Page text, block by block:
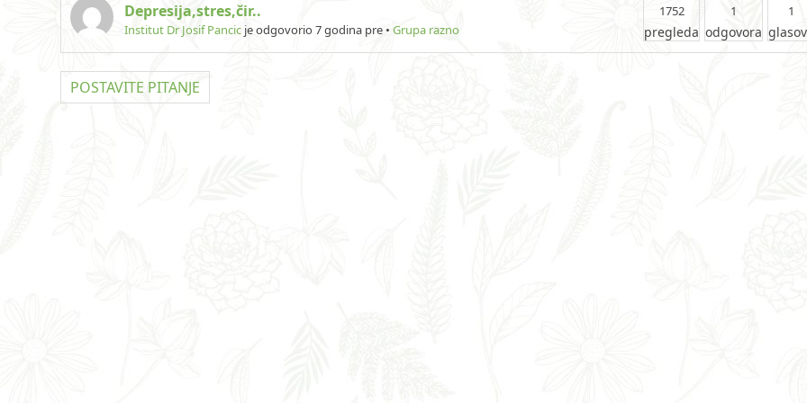
Depresija,stres,čir..
Institut Dr Josif Pancic je odgovorio 7 godina pre •Grupa razno
1752
pregleda
1
odgovora
1
POSTAVITE PITANJE